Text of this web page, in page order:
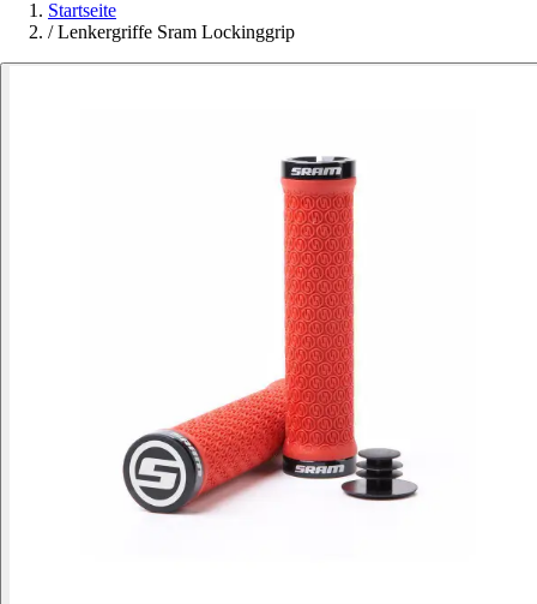
Startseite
/ Lenkergriffe Sram Lockinggrip